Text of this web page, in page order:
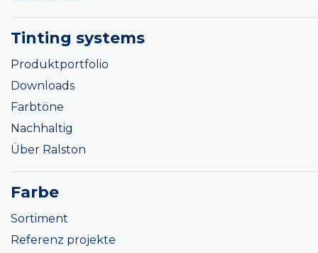
Tinting systems
Produktportfolio
Downloads
Farbtöne
Nachhaltig
Über Ralston
Farbe
Sortiment
Referenz projekte